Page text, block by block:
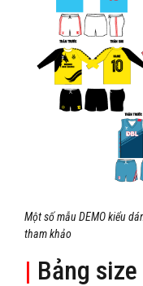
Một số mẫu DEMO kiểu
tham khảo
| Bảng